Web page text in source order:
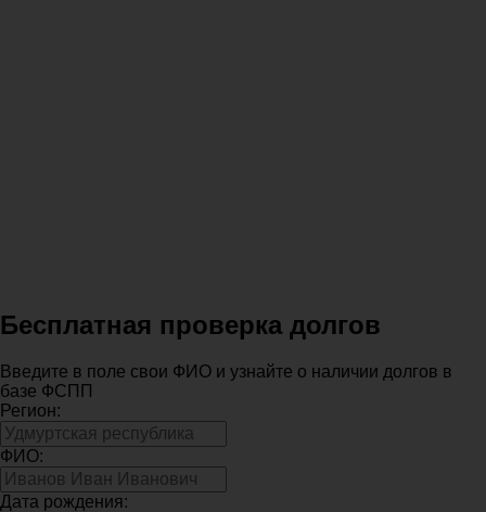
Бесплатная проверка долгов
Введите в поле свои ФИО и узнайте о наличии долгов в
базе ФСПП
Регион:
ФИО:
Дата рождения: